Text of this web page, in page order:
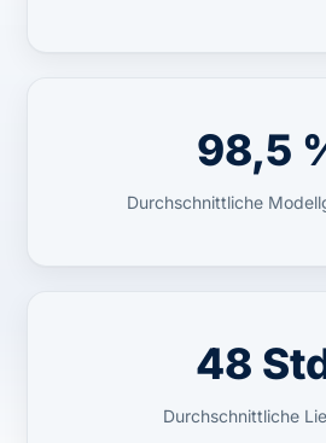
98,5
Durchschnittliche
48
Durchschnittliche